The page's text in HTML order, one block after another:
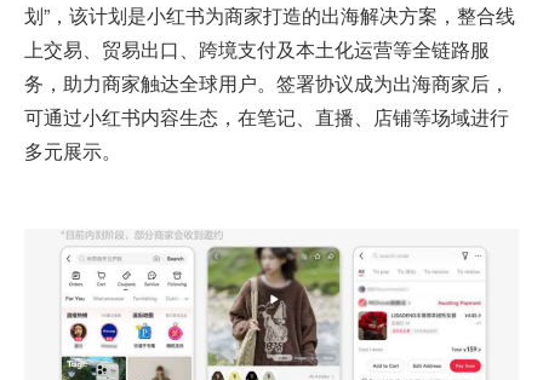
划”，该计划是小红书为商家打造的出海解决方案，整合线
上交易、贸易出口、跨境支付及本土化运营等全链路服
务，助力商家触达全球用户。签署协议成为出海商家后，
可通过小红书内容生态，在笔记、直播、店铺等场域进行
多元展示。